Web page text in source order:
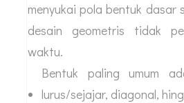
menyukai pola bentuk dasar
desain geometris tidak
waktu.
Bentuk paling umum
lurus/sejajar, diagonal,